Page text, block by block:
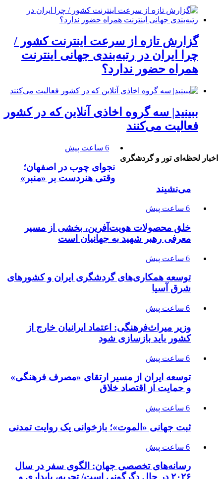
گزارش تازه از سرعت اینترنت کشور /
چرا ایران در رتبه‌بندی جهانی اینترنت
همراه حضور ندارد؟
ببینید| سه گروه اخاذی آنلاین که در کشور
فعالیت می‌کنند
اخبار لحظه‌ای تور و گردشگری
6 ساعت پیش
نجوای چوب در اصفهان؛
وقتی هنردست بر «منبر»
می‌نشیند
6 ساعت پیش
خلق محصولات هویت‌آفرین، بخشی از مسیر
معرفی رهبر شهید به جهانیان است
6 ساعت پیش
توسعه همکاری‌های گردشگری ایران و کشورهای
شرق آسیا
6 ساعت پیش
وزیر میراث‌فرهنگی: اعتماد ایرانیان خارج از
کشور باید بازسازی شود
6 ساعت پیش
توسعه ایران از مسیر ارتقای «مصرف فرهنگی»
و حمایت از اقتصاد خلاق
6 ساعت پیش
ثبت جهانی «الموت»؛ بازخوانی یک روایت تمدنی
6 ساعت پیش
رسانه‌های تخصصی جهان: الگوی سفر در سال
۲۰۲۶ در حال دگرگونی است/ تجربه، پایداری و